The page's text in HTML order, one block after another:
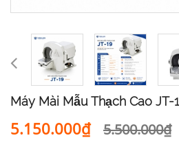
Máy Mài Mẫu Thạch Cao JT-
5.150.000₫ 5.500.000₫